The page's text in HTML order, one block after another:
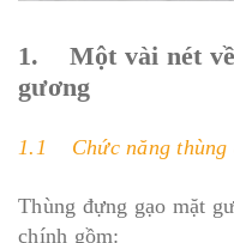
1. Một vài nét về
gương
1.1 Chức năng thùng
Thùng đựng gạo mặt
chính gồm: